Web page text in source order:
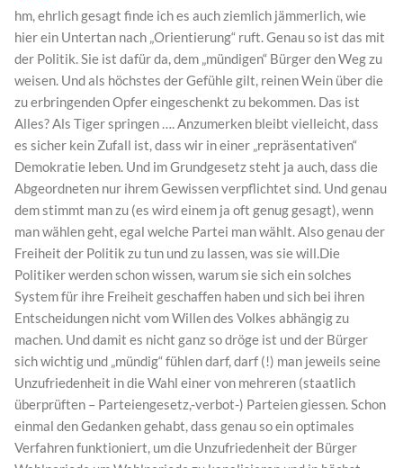
hm, ehrlich gesagt finde ich es auch ziemlich jämmerlich, wie
hier ein Untertan nach „Orientierung“ ruft. Genau so ist das mit
der Politik. Sie ist dafür da, dem „mündigen“ Bürger den Weg zu
weisen. Und als höchstes der Gefühle gilt, reinen Wein über die
zu erbringenden Opfer eingeschenkt zu bekommen. Das ist
Alles? Als Tiger springen …. Anzumerken bleibt vielleicht, dass
es sicher kein Zufall ist, dass wir in einer „repräsentativen“
Demokratie leben. Und im Grundgesetz steht ja auch, dass die
Abgeordneten nur ihrem Gewissen verpflichtet sind. Und genau
dem stimmt man zu (es wird einem ja oft genug gesagt), wenn
man wählen geht, egal welche Partei man wählt. Also genau der
Freiheit der Politik zu tun und zu lassen, was sie will.Die
Politiker werden schon wissen, warum sie sich ein solches
System für ihre Freiheit geschaffen haben und sich bei ihren
Entscheidungen nicht vom Willen des Volkes abhängig zu
machen. Und damit es nicht ganz so dröge ist und der Bürger
sich wichtig und „mündig“ fühlen darf, darf (!) man jeweils seine
Unzufriedenheit in die Wahl einer von mehreren (staatlich
überprüften – Parteiengesetz,-verbot-) Parteien giessen. Schon
einmal den Gedanken gehabt, dass genau so ein optimales
Verfahren funktioniert, um die Unzufriedenheit der Bürger